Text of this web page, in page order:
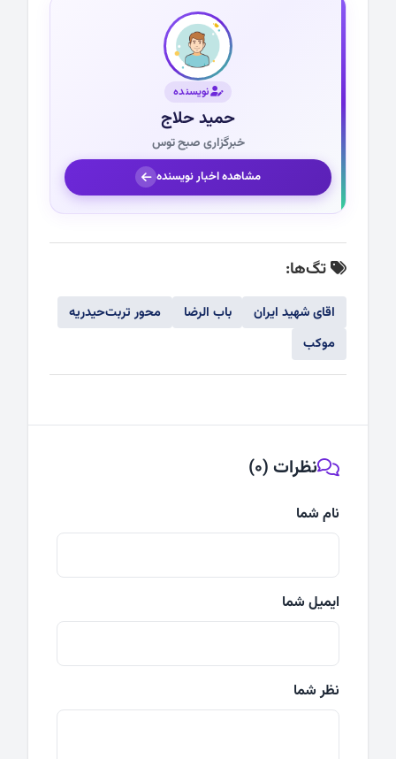
نویسنده
حمید حلاج
خبرگزاری صبح توس
مشاهده اخبار نویسنده
تگ‌ها:
اقای شهید ایران باب الرضا
محور تربت‌حیدریه
موکب
نظرات (0)
نام شما
ایمیل شما
نظر شما